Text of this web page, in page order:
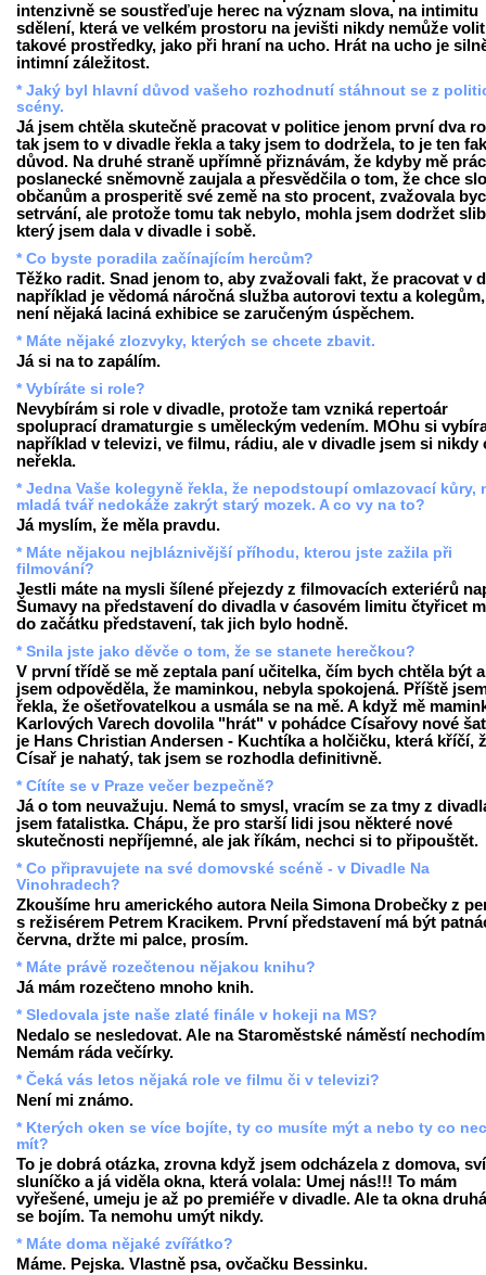
intenzivně se soustřeďuje herec na význam slova, na intimitu
sdělení, která ve velkém prostoru na jevišti nikdy nemůže volit
takové prostředky, jako při hraní na ucho. Hrát na ucho je
intimní záležitost.
* Jaký byl hlavní důvod vašeho rozhodnutí stáhnout se z
scény.
Já jsem chtěla skutečně pracovat v politice jenom první dva
tak jsem to v divadle řekla a taky jsem to dodržela, to je ten
důvod. Na druhé straně upřímně přiznávám, že kdyby mě
poslanecké sněmovně zaujala a přesvědčila o tom, že chce
občanům a prosperitě své země na sto procent, zvažovala
setrvání, ale protože tomu tak nebylo, mohla jsem dodržet
který jsem dala v divadle i sobě.
* Co byste poradila začínajícím hercům?
Těžko radit. Snad jenom to, aby zvažovali fakt, že pracovat v
například je vědomá náročná služba autorovi textu a
není nějaká laciná exhibice se zaručeným úspěchem.
* Máte nějaké zlozvyky, kterých se chcete zbavit.
Já si na to zapálím.
* Vybíráte si role?
Nevybírám si role v divadle, protože tam vzniká repertoár
spoluprací dramaturgie s uměleckým vedením. MOhu si
například v televizi, ve filmu, rádiu, ale v divadle jsem si nikdy
neřekla.
* Jedna Vaše kolegyně řekla, že nepodstoupí omlazovací kůry,
mladá tvář nedokáže zakrýt starý mozek. A co vy na to?
Já myslím, že měla pravdu.
* Máte nějakou nejbláznivější příhodu, kterou jste zažila při
filmování?
Jestli máte na mysli šílené přejezdy z filmovacích exteriérů
Šumavy na představení do divadla v ćasovém limitu čtyřicet
do začátku představení, tak jich bylo hodně.
* Snila jste jako děvče o tom, že se stanete herečkou?
V první třídě se mě zeptala paní učitelka, čím bych chtěla být
jsem odpověděla, že maminkou, nebyla spokojená. Příště
řekla, že ošetřovatelkou a usmála se na mě. A když mě
Karlových Varech dovolila "hrát" v pohádce Císařovy nové
je Hans Christian Andersen - Kuchtíka a holčičku, která kříčí,
Císař je nahatý, tak jsem se rozhodla definitivně.
* Cítíte se v Praze večer bezpečně?
Já o tom neuvažuju. Nemá to smysl, vracím se za tmy z
jsem fatalistka. Chápu, že pro starší lidi jsou některé nové
skutečnosti nepříjemné, ale jak říkám, nechci si to připouštět.
* Co připravujete na své domovské scéně - v Divadle Na
Vinohradech?
Zkoušíme hru amerického autora Neila Simona Drobečky z
s režisérem Petrem Kracikem. První představení má být
června, držte mi palce, prosím.
* Máte právě rozečtenou nějakou knihu?
Já mám rozečteno mnoho knih.
* Sledovala jste naše zlaté finále v hokeji na MS?
Nedalo se nesledovat. Ale na Staroměstské náměstí
Nemám ráda večírky.
* Čeká vás letos nějaká role ve filmu či v televizi?
Není mi známo.
* Kterých oken se více bojíte, ty co musíte mýt a nebo ty co
mít?
To je dobrá otázka, zrovna když jsem odcházela z domova,
sluníčko a já viděla okna, která volala: Umej nás!!! To mám
vyřešené, umeju je až po premiéře v divadle. Ale ta okna
se bojím. Ta nemohu umýt nikdy.
* Máte doma nějaké zvířátko?
Máme. Pejska. Vlastně psa, ovčačku Bessinku.